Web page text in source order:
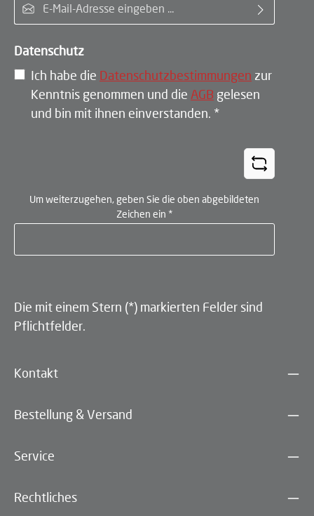
Datenschutz
Ich habe die Datenschutzbestimmungen zur
Kenntnis genommen und die AGB gelesen
und bin mit ihnen einverstanden. *
Um weiterzugehen, geben Sie die oben abgebildeten
Zeichen ein *
Die mit einem Stern (*) markierten Felder sind
Pflichtfelder.
Kontakt
Bestellung & Versand
Service
Rechtliches